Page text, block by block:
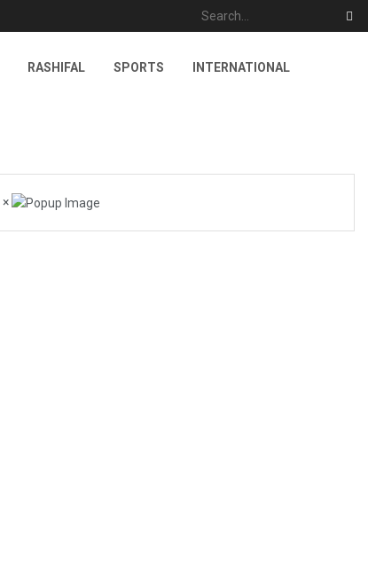
RASHIFAL SPORTS INTERNATIONAL
×